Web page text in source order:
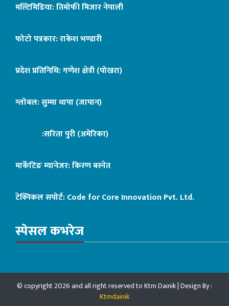
मल्टिमिडिया: तिमोफी मिजार नेपाली
फोटो पत्रकार: राकेश भण्डारी
प्रदेश प्रतिनिधि: गणेश क्षेत्री (पोखरा)
ग्लोबल: सुम्मा थापा (जापान)
:सरिता पुरी (अमेरिका)
मार्केटिङ म्यानेजर: किरण बस्नेत
टेक्निकल सपोर्ट:Code for Core Innovation Pvt. Ltd.
स्पेसल कभरेज
© copyright 2026 and all right reserved to Ktm Dainik | Design By :
Ktmdainik